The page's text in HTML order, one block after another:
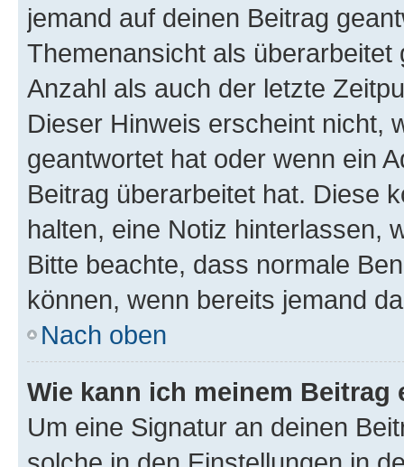
jemand auf deinen Beitrag
Themenansicht als
Anzahl als auch der letzte
Dieser Hinweis erscheint nicht,
geantwortet hat oder wenn ein
Beitrag überarbeitet hat. Diese
halten, eine Notiz hinterlassen,
Bitte beachte, dass normale
können, wenn bereits jemand
Nach oben
Wie kann ich meinem
Um eine Signatur an deinen